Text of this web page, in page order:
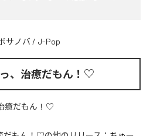
サノバ / J-Pop
、治癒だもん！♡